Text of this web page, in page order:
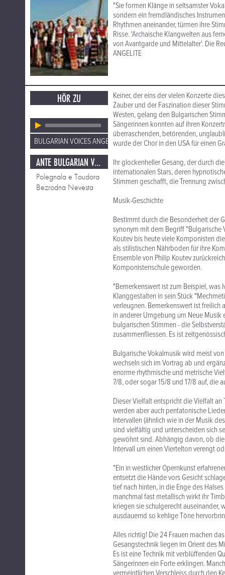
"Sie formen Klänge in seltsamster
sondern ein fremdländisches
Rhythmen aneinander, türmen ihre
Risse. 'Archaische Klangwelten aus
von Avantgarde und Mittelalter'. Die
ANGELITE
HÖR ZU
BULGARIAN VOICES ANGELITE
ANTE BULGARIAN VOICES
Polegnala e Toudora
Bezrodna Nevesta
Keiner, der eins der vielen Konzerte
Zauber und der Faszination dieser
Westen, gelang den Bulgarischen
Sängerinnen konnten auf ihren
überraschenden, betörenden,
wurde der Chor in den USA für einen
Ihr glockenheller Gesang, der durch
internationalen Stars, deren
Stimmen geschafft, die Trennung
Musik-Geschichte
Bestimmt durch die Besonderheit der
synonym mit dem Begriff "Bulgarische
Koutev bis heute viele Komponisten
als stilistischen Nährboden für ihre
Ensemble von Philip Koutev
Komponistenschule geworden.
"Bemerkenswert ist zum Beispiel,
Klanggestalten in sein Stück
verleugnen. Bemerkenswert ist freilich
in anderer Umgebung um Neue
bulgarischen Stimmen - die
zusammenfliessen. Es ist
Bulgarische Vokalmusik wird meist
wechseln sich im Vortrag ab und
enorme rhythmische und metrische
7/8, oder sogar 15/8 und 17/8 auf, die
Dieser Vielfalt entspricht die Vielfalt
werden aber auch pentatonische
Intervallen (ähnlich wie in der Musik
sind vielfältig und unterscheiden sich
gewöhnt sind. Abhängig davon, ob
Intervall um einen Viertelton verengt
"Ein in westlicher Opernkunst
entsetzt die Hände vors Gesicht
tief nach hinten, in die Enge des
manchmal fast metallisch wirkt ihr
kriegen sie schulgerecht auseinander,
ausdauernd so kehlige Töne
Alles richtig! Die 24 Frauen machen
Gesangstechnik liegen im Orient des
Es ist eine Technik mit verblüffenden
Sängerinnen ein Forte erklingen.